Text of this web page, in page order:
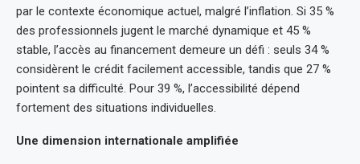
par le contexte économique actuel, malgré l’inflation. Si 35 %
des professionnels jugent le marché dynamique et 45 %
stable, l’accès au financement demeure un défi : seuls 34 %
considèrent le crédit facilement accessible, tandis que 27 %
pointent sa difficulté. Pour 39 %, l’accessibilité dépend
fortement des situations individuelles.
Une dimension internationale amplifiée